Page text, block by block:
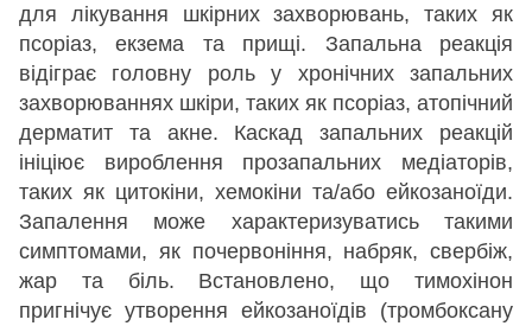
для лікування шкірних захворювань, таких як
псоріаз, екзема та прищі. Запальна реакція
відіграє головну роль у хронічних запальних
захворюваннях шкіри, таких як псоріаз, атопічний
дерматит та акне. Каскад запальних реакцій
ініціює вироблення прозапальних медіаторів,
таких як цитокіни, хемокіни та/або ейкозаноїди.
Запалення може характеризуватись такими
симптомами, як почервоніння, набряк, свербіж,
жар та біль. Встановлено, що тимохінон
пригнічує утворення ейкозаноїдів (тромбоксану